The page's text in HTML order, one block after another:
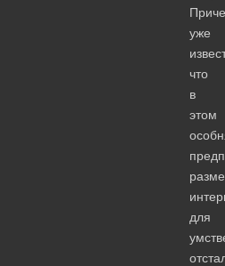
уже
что
в
этом
для